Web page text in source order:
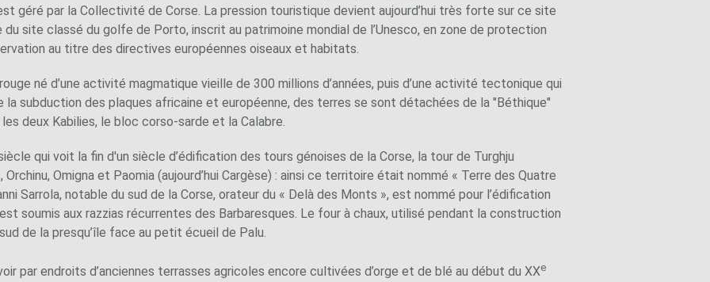
géré par la Collectivité de Corse. La pression touristique devient aujourd’hui très forte sur ce site
site classé du golfe de Porto, inscrit au patrimoine mondial de l’Unesco, en zone de protection
au titre des directives européennes oiseaux et habitats.
né d’une activité magmatique vieille de 300 millions d’années, puis d’une activité tectonique qui
subduction des plaques africaine et européenne, des terres se sont détachées de la "Béthique"
deux Kabilies, le bloc corso-sarde et la Calabre.
qui voit la fin d'un siècle d’édification des tours génoises de la Corse, la tour de Turghju
Omigna et Paomia (aujourd’hui Cargèse) : ainsi ce territoire était nommé « Terre des Quatre
Sarrola, notable du sud de la Corse, orateur du « Delà des Monts », est nommé pour l’édification
soumis aux razzias récurrentes des Barbaresques. Le four à chaux, utilisé pendant la construction
de la presqu’île face au petit écueil de Palu.
par endroits d’anciennes terrasses agricoles encore cultivées d’orge et de blé au début du XXe